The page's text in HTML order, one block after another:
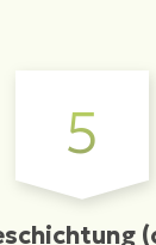
5